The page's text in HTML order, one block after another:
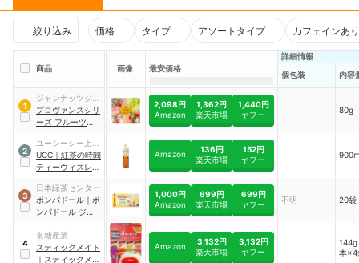
絞り込み 価格 タイプ アソートタイプ カフェインあり
商品 画像 最安価格
詳細情報
個包装
内容
1
ジャンナッツジャ
パン
プロヴァンスシリ
ーズ フルーツティ
2,098円
Amazon
1,362円
楽天市場
1,440円
ヤフー
80g
2
ユーシーシー上島
珈琲
UCC ｜ 紅茶の時間
ティーウィズレモ
Amazon
136円
楽天市場
152円
ヤフー
3
日本緑茶センター
ポンパドール ｜ ポ
ンパドール ジンジ
1,000円
Amazon
699円
楽天市場
699円
ヤフー
不明 20袋
4
名糖産業
スティックメイト
｜ スティックメイ
Amazon
3,132円
楽天市場
3,132円
ヤフー
本×4